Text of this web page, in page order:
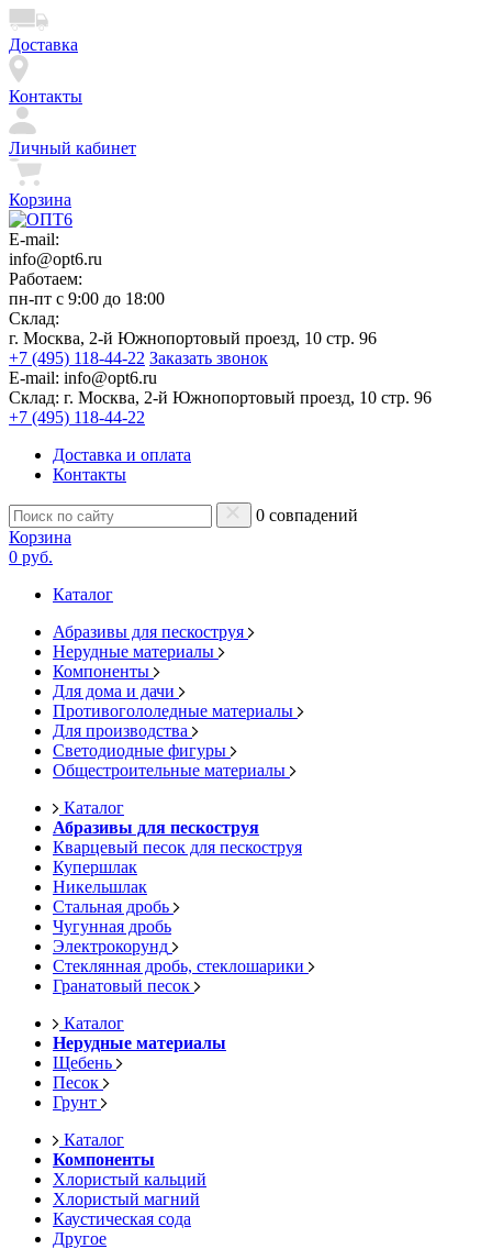
Доставка
Контакты
Личный кабинет
Корзина
E-mail:
info@opt6.ru
Работаем:
пн-пт с 9:00 до 18:00
Склад:
г. Москва, 2-й Южнопортовый проезд, 10 стр. 96
+7 (495) 118-44-22 Заказать звонок
E-mail: info@opt6.ru
Склад: г. Москва, 2-й Южнопортовый проезд, 10 стр. 96
+7 (495) 118-44-22
Доставка и оплата
Контакты
0 совпадений
Корзина
0 руб.
Каталог
Абразивы для пескоструя
Нерудные материалы
Компоненты
Для дома и дачи
Противогололедные материалы
Для производства
Светодиодные фигуры
Общестроительные материалы
Каталог
Абразивы для пескоструя
Кварцевый песок для пескоструя
Купершлак
Никельшлак
Стальная дробь
Чугунная дробь
Электрокорунд
Стеклянная дробь, стеклошарики
Гранатовый песок
Каталог
Нерудные материалы
Щебень
Песок
Грунт
Каталог
Компоненты
Хлористый кальций
Хлористый магний
Каустическая сода
Другое